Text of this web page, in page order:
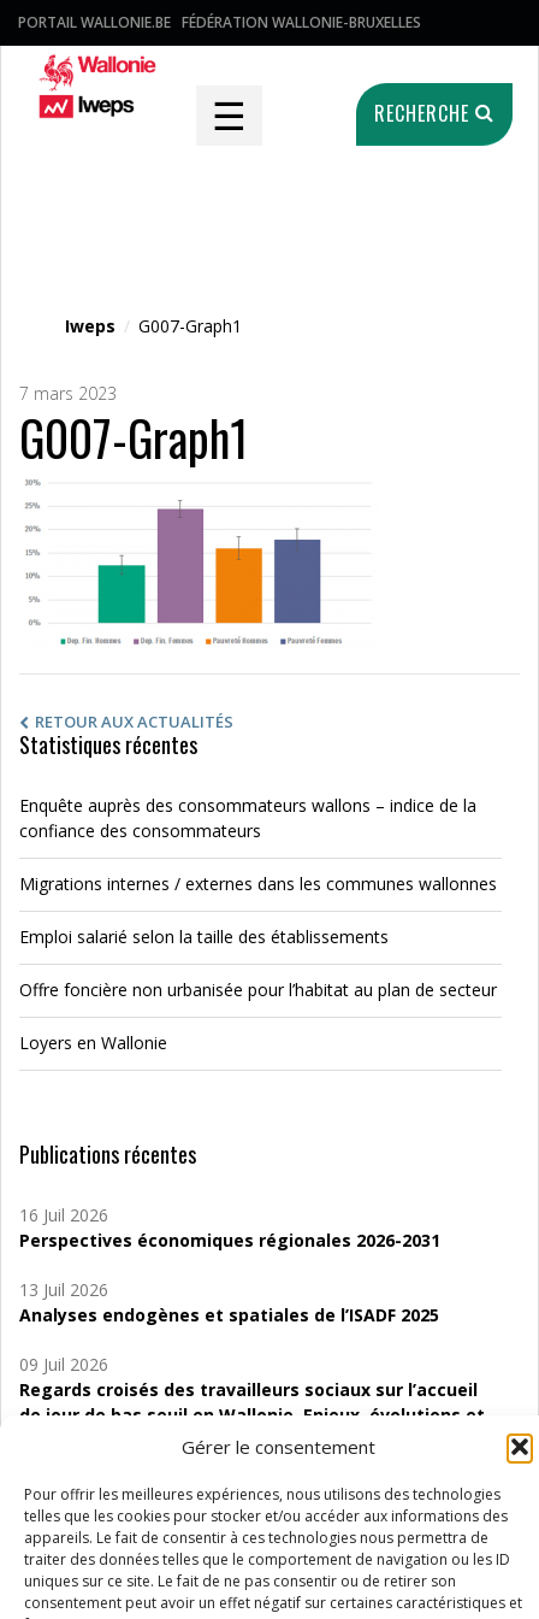
Gérer le consentement
Pour offrir les meilleures expériences, nous utilisons des technologies
telles que les cookies pour stocker et/ou accéder aux informations des
appareils. Le fait de consentir à ces technologies nous permettra de
traiter des données telles que le comportement de navigation ou les ID
uniques sur ce site. Le fait de ne pas consentir ou de retirer son
consentement peut avoir un effet négatif sur certaines caractéristiques et
PORTAIL WALLONIE.BE FÉDÉRATION WALLONIE-BRUXELLES
☰ RECHERCHE
Iweps / G007-Graph1
7 mars 2023
G007-Graph1
RETOUR AUX ACTUALITÉS
Statistiques récentes
Enquête auprès des consommateurs wallons – indice de la
confiance des consommateurs
Migrations internes / externes dans les communes wallonnes
Emploi salarié selon la taille des établissements
Offre foncière non urbanisée pour l’habitat au plan de secteur
Loyers en Wallonie
Publications récentes
16 Juil 2026
Perspectives économiques régionales 2026-2031
13 Juil 2026
Analyses endogènes et spatiales de l’ISADF 2025
09 Juil 2026
Regards croisés des travailleurs sociaux sur l’accueil
de jour de bas seuil en Wallonie. Enjeux, évolutions et
06 Juil 2026
Étude d’évaluabilité des Structures
d’accompagnement à l’autocréation d’emploi (SAACE)
01 Juil 2026